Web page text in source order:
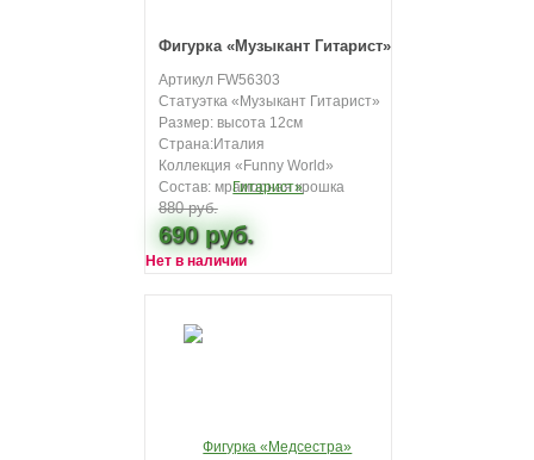
Фигурка «Музыкант Гитарист»
Артикул FW56303
Статуэтка «Музыкант Гитарист»
Размер: высота 12см
Страна:Италия
Коллекция «Funny World»
Состав: мраморная крошка
880 руб.
690 руб.
Нет в наличии